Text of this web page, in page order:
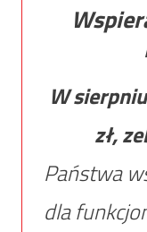
W
zł,
Państwa
dla